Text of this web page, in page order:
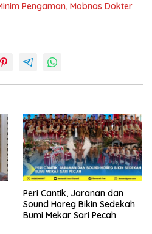
Pengaman, Mobnas Dokter
Peri Cantik, Jaranan dan
Sound Horeg Bikin Sedekah
Bumi Mekar Sari Pecah